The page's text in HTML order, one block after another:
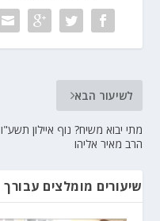
לשיעור הבא
מתי יבוא משיח? נוף איילון תשע"ו
הרב מאיר אליהו
שיעורים מומלצים עבורך